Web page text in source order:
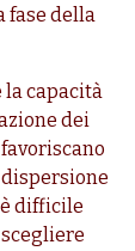
fase della
la capacità
dei
difficile